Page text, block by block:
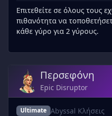
Επιτεθείτε σε όλους τους
πιθανότητα να
κάθε γύρο για 2 γύρους.
Περσεφόνη
Epic Disruptor
Ultimate Abyssal Κλήσεις